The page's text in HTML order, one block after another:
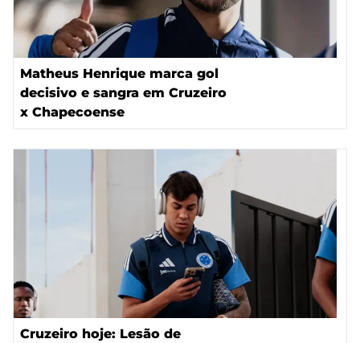
Matheus Henrique marca gol
decisivo e sangra em Cruzeiro
x Chapecoense
Cruzeiro hoje: Lesão de